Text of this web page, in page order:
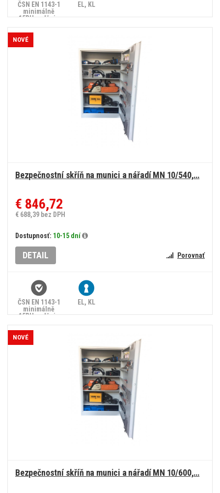
ČSN EN 1143-1
minimálně
15RU, splňuje
90/2024 Sb.
EL, KL
Bezpečnostní skříň na munici a nářadí MN 10/540,…
€ 846,72
€ 688,39 bez DPH
Dostupnosť: 10-15 dní
DETAIL Porovnať
ČSN EN 1143-1
minimálně
15RU, splňuje
90/2024 Sb.
EL, KL
NOVÉ
Bezpečnostní skříň na munici a nářadí MN 10/600,…
NOVÉ